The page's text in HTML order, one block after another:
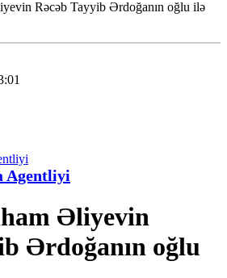
Rəcəb Tayyib Ərdoğanın oğlu ilə
Agentliyi
Əliyevin
Ərdoğanın oğlu